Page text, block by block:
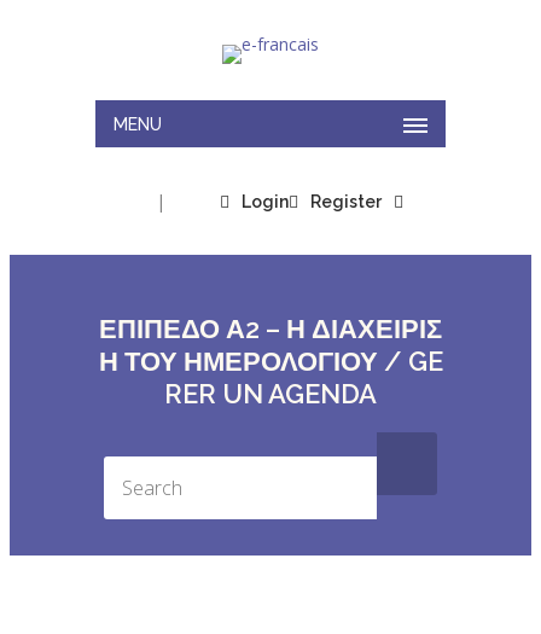
MENU
Login
| Register
ΕΠΙΠΕΔΟ Α2 – Η ΔΙΑΧΕΙΡΙΣ
Η ΤΟΥ ΗΜΕΡΟΛΟΓΙΟΥ / GE
RER UN AGENDA